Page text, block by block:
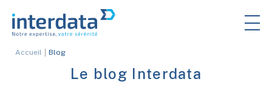
Accueil Blog
Le blog Interdata